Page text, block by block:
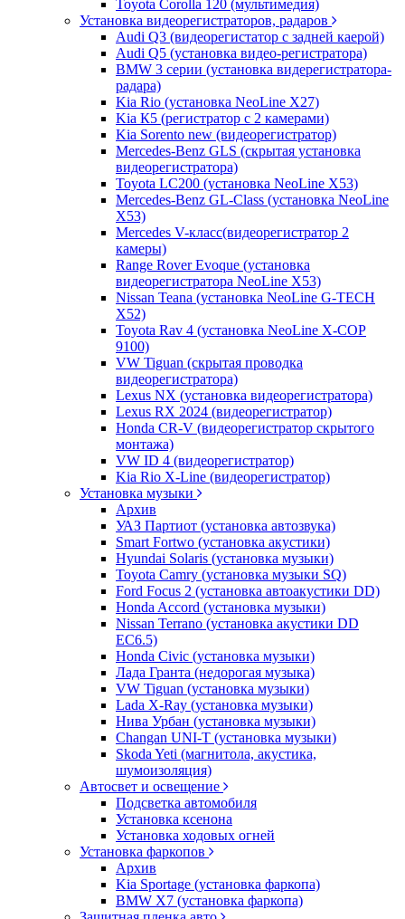
Toyota Corolla 120 (мультимедия)
Установка видеорегистраторов, радаров
Audi Q3 (видеорегистатор с задней каерой)
Audi Q5 (установка видео-регистратора)
BMW 3 серии (установка видерегистратора-
радара)
Kia Rio (установка NeoLine X27)
Kia К5 (регистратор с 2 камерами)
Kia Sorento new (видеорегистратор)
Mercedes-Benz GLS (скрытая установка
видеорегистратора)
Toyota LC200 (установка NeoLine X53)
Mercedes-Benz GL-Class (установка NeoLine
X53)
Mercedes V-класс(видеорегистратор 2
камеры)
Range Rover Evoque (установка
видеорегистратора NeoLine X53)
Nissan Teana (установка NeoLine G-TECH
X52)
Toyota Rav 4 (установка NeoLine X-COP
9100)
VW Tiguan (скрытая проводка
видеорегистратора)
Lexus NX (установка видеорегистратора)
Lexus RX 2024 (видеорегистратор)
Honda CR-V (видеорегистратор скрытого
монтажа)
VW ID 4 (видеорегистратор)
Kia Rio X-Line (видеорегистратор)
Установка музыки
Архив
УАЗ Партиот (установка автозвука)
Smart Fortwo (установка акустики)
Hyundai Solaris (установка музыки)
Toyota Camry (установка музыки SQ)
Ford Focus 2 (установка автоакустики DD)
Honda Accord (установка музыки)
Nissan Terrano (установка акустики DD
EC6.5)
Honda Civic (установка музыки)
Лада Гранта (недорогая музыка)
VW Tiguan (установка музыки)
Lada X-Ray (установка музыки)
Нива Урбан (установка музыки)
Changan UNI-T (установка музыки)
Skoda Yeti (магнитола, акустика,
шумоизоляция)
Автосвет и освещение
Подсветка автомобиля
Установка ксенона
Установка ходовых огней
Установка фаркопов
Архив
Kia Sportage (установка фаркопа)
BMW X7 (установка фаркопа)